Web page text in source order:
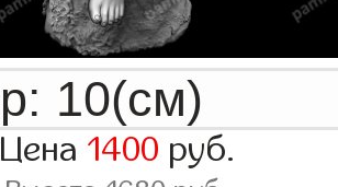
Цена 1400 руб.